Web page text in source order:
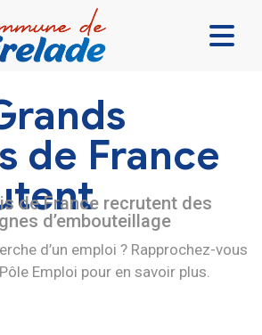
VIVRE ENSEMBLE
SE DIVERTIR
DÉCOUVRIR
de France
de France recrutent des
d’embouteillage
d’un emploi ? Rapprochez-vous
Emploi pour en savoir plus.